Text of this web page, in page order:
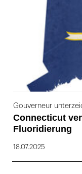
Gouverneur
Connecticut
Fluoridierung
18.07.2025